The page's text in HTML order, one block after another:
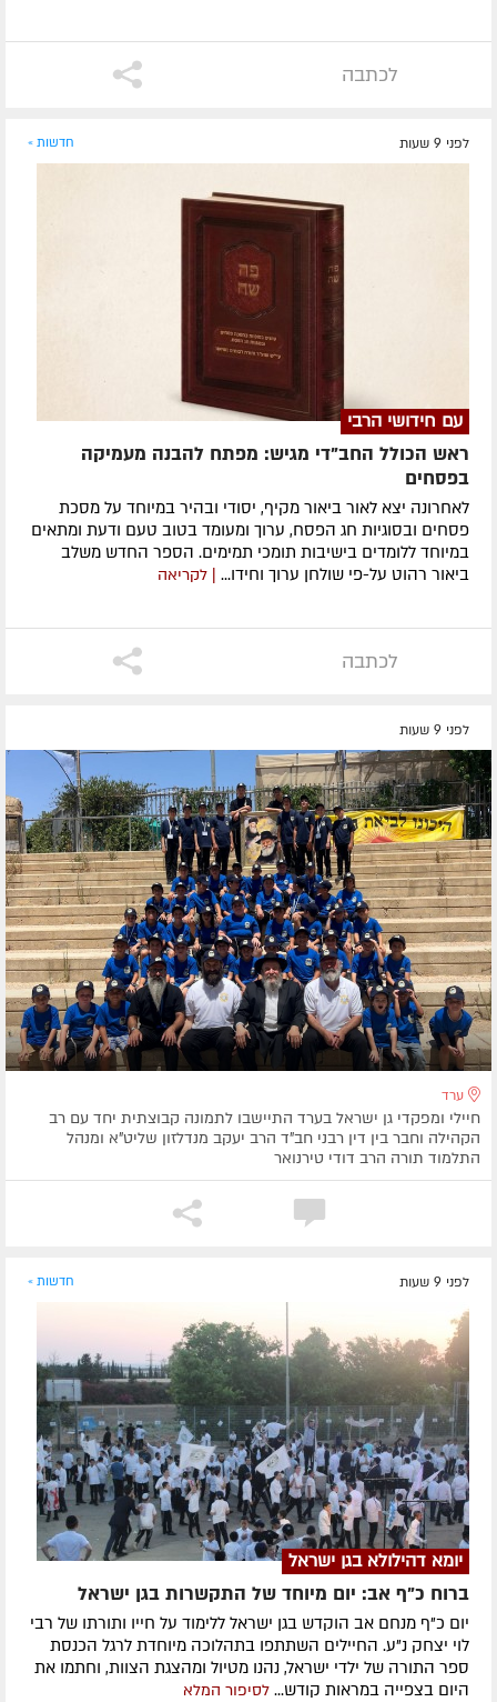
לכתבה
לפני 9 שעות חדשות »
עם חידושי הרבי
ראש הכולל החב"די מגיש: מפתח להבנה מעמיקה
בפסחים
לאחרונה ​יצא לאור ביאור מקיף, יסודי ובהיר במיוחד על מסכת
פסחים ובסוגיות חג הפסח, ערוך ומעומד בטוב טעם ודעת ומתאים
במיוחד ללומדים בישיבות תומכי תמימים. ​הספר החדש משלב
ביאור רהוט על-פי שולחן ערוך וחידו...
| לקריאה
לכתבה
לפני 9 שעות
ערד
חיילי ומפקדי גן ישראל בערד התיישבו לתמונה קבוצתית יחד עם רב
הקהילה וחבר בין דין רבני חב"ד הרב יעקב מנדלזון שליט"א ומנהל
התלמוד תורה הרב דודי טירנואר
לפני 9 שעות חדשות »
יומא דהילולא בגן ישראל
ברוח כ"ף אב: יום מיוחד של התקשרות בגן ישראל
יום כ"ף מנחם אב הוקדש בגן ישראל ללימוד על חייו ותורתו של רבי
לוי יצחק נ"ע. החיילים השתתפו בתהלוכה מיוחדת לרגל הכנסת
ספר התורה של ילדי ישראל, נהנו מטיול ומהצגת הצוות, וחתמו את
היום בצפייה במראות קודש... לסיפור המלא